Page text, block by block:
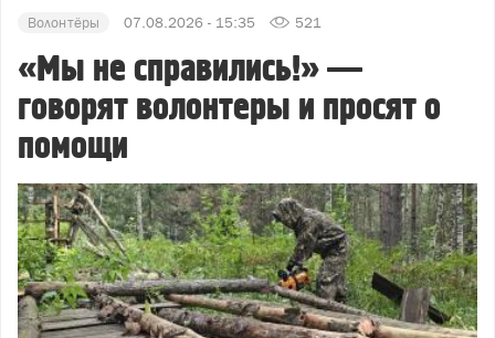
Волонтёры 07.08.2026 - 15:35 521
«Мы не справились!» —
говорят волонтеры и просят о
помощи